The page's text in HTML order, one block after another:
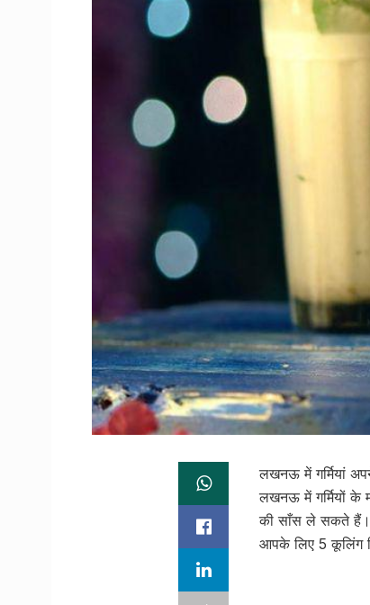
लखनऊ में गर्मियां
लखनऊ में गर्मियों के
की साँस ले सकते हैं।
आपके लिए 5 कूलिंग